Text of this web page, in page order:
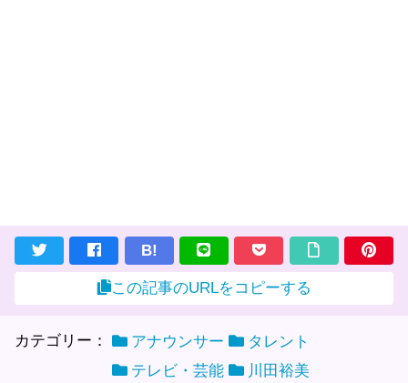
B!
この記事のURLをコピーする
カテゴリー： アナウンサー
タレント
テレビ・芸能
川田裕美